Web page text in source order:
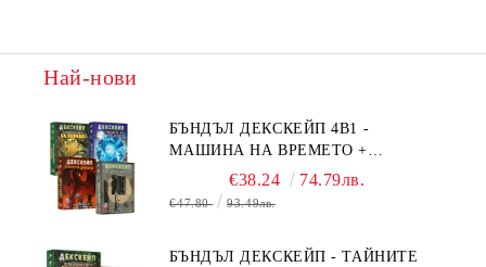
Най-нови
БЪНДЪЛ ДЕКСКЕЙП 4В1 -
МАШИНА НА ВРЕМЕТО +
БЯГСТВО ОТ АЛКАТРАЗ +
ТАЙНИТЕ НА ЕЛ ДОРАДО +
€38.24 74.79лв.
€47.80 93.49лв.
БЪНДЪЛ ДЕКСКЕЙП - ТАЙНИТЕ